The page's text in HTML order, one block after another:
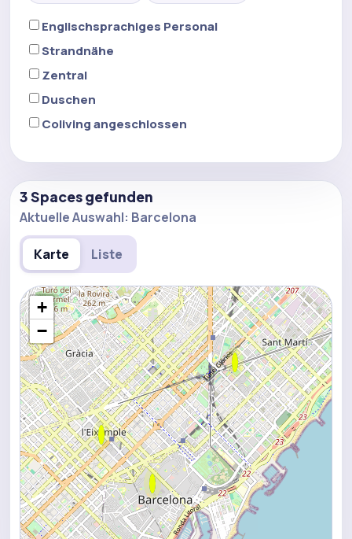
Englischsprachiges Personal
Strandnähe
Zentral
Duschen
Coliving angeschlossen
3 Spaces gefunden
Aktuelle Auswahl: Barcelona
Karte Liste
+
−